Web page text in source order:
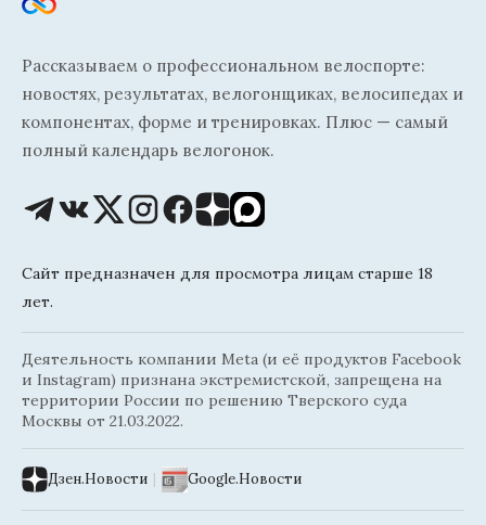
Рассказываем о профессиональном велоспорте:
новостях, результатах, велогонщиках, велосипедах и
компонентах, форме и тренировках. Плюс — самый
полный календарь велогонок.
Сайт предназначен для просмотра лицам старше 18
лет.
Деятельность компании Meta (и её продуктов Facebook
и Instagram) признана экстремистской, запрещена на
территории России по решению Тверского суда
Москвы от 21.03.2022.
Дзен.Новости | Google.Новости